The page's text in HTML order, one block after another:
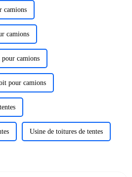
camions
camions
pour camions
pour camions
Usine de toitures de tentes